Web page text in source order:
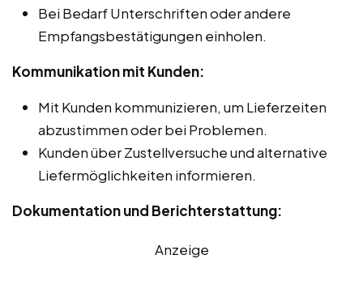
Bei Bedarf Unterschriften oder andere
Empfangsbestätigungen einholen.
Kommunikation mit Kunden:
Mit Kunden kommunizieren, um Lieferzeiten
abzustimmen oder bei Problemen.
Kunden über Zustellversuche und alternative
Liefermöglichkeiten informieren.
Dokumentation und Berichterstattung:
Anzeige